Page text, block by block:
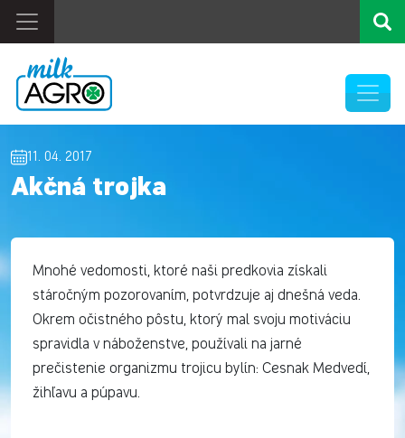
11. 04. 2017
Akčná trojka
Mnohé vedomosti, ktoré naši predkovia získali
stáročným pozorovaním, potvrdzuje aj dnešná veda.
Okrem očistného pôstu, ktorý mal svoju motiváciu
spravidla v náboženstve, používali na jarné
prečistenie organizmu trojicu bylín: Cesnak Medvedí,
žihľavu a púpavu.